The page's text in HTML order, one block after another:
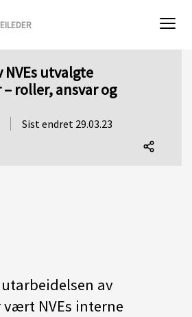
utvalgte
roller, ansvar og
Sist endret 29.03.23
av
NVEs interne